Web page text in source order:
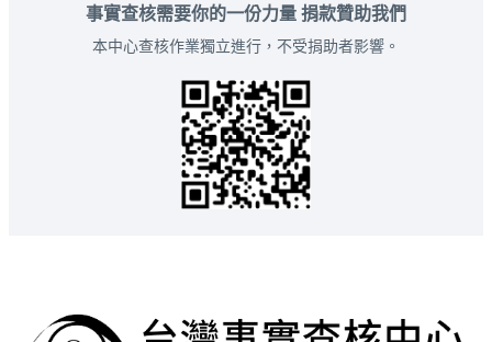
事實查核需要你的一份力量 捐款贊助我們
本中心查核作業獨立進行，不受捐助者影響。